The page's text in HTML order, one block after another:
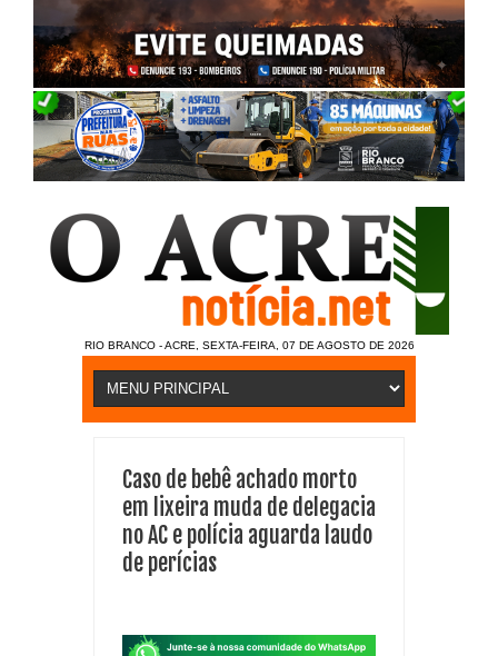
RIO BRANCO - ACRE, SEXTA-FEIRA, 07 DE AGOSTO DE 2026
Caso de bebê achado morto
em lixeira muda de delegacia
no AC e polícia aguarda laudo
de perícias